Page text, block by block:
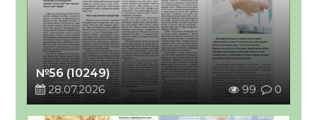
№56 (10249)
28.07.2026
99 0